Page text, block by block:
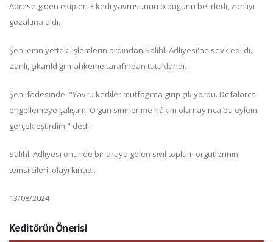
Adrese giden ekipler, 3 kedi yavrusunun öldüğünü belirledi, zanlıyı
gözaltına aldı.
Şen, emniyetteki işlemlerin ardından Salihli Adliyesi'ne sevk edildi.
Zanlı, çıkarıldığı mahkeme tarafından tutuklandı.
Şen ifadesinde, "Yavru kediler mutfağıma girip çıkıyordu. Defalarca
engellemeye çalıştım. O gün sinirlerime hâkim olamayınca bu eylemi
gerçekleştirdim." dedi.
Salihli Adliyesi önünde bir araya gelen sivil toplum örgütlerinin
temsilcileri, olayı kınadı.
13/08/2024
Keditörün Önerisi